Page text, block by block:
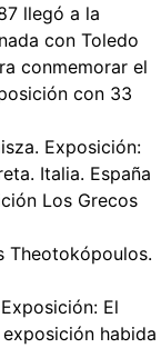
llegó a la
con Toledo
conmemorar el
con 33
Exposición:
Italia. España
Los Grecos
Theotokópoulos.
El
habida